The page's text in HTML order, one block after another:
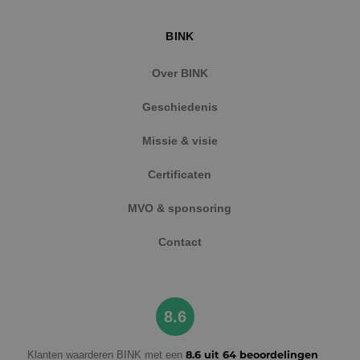
BINK
Over BINK
Geschiedenis
Missie & visie
Certificaten
MVO & sponsoring
Contact
8.6
Klanten waarderen BINK met een 8.6 uit 64 beoordelingen
Google Privacy Policy